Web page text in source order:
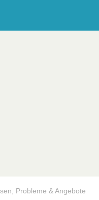
Probleme & Angebote